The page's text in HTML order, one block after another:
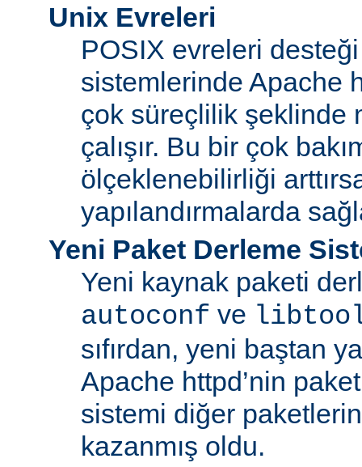
Unix Evreleri
POSIX evreleri
sistemlerinde Apache
çok süreçlilik şeklinde
çalışır. Bu bir çok
ölçeklenebilirliği
yapılandırmalarda
Yeni Paket Derleme
Yeni kaynak paketi
autoconf ve
sıfırdan, yeni baştan
Apache httpd’nin
sistemi diğer
kazanmış oldu.